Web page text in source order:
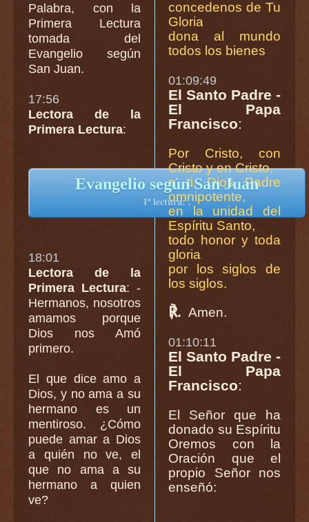
Palabra, con la
Primera Lectura
tomada del
Evangelio según
San Juan.
17:56
Lectora de la
Primera Lectura:
Evangelio según San Juan
1ª lectura: .
18:01
Lectora de la
Primera Lectura: -
Hermanos, nosotros
amamos porque
Dios nos Amó
primero.
El que dice amo a
Dios, y no ama a su
hermano es un
mentiroso. ¿Cómo
puede amar a Dios
a quién no ve, el
que no ama a su
hermano a quien
ve?
concedenos de Tu
Gloria
dona al mundo
todos los bienes
01:09:49
El Santo Padre -
El Papa
Francisco:
Por Cristo, con
Cristo y en Cristo,
a ti, Dios Padre
omnipotente,
en la unidad del
Espíritu Santo,
todo honor y toda
gloria
por los siglos de
los siglos.
℟. Amen.
01:10:11
El Santo Padre -
El Papa
Francisco:
El Señor que ha
donado su Espíritu
Oremos con la
Oración que el
propio Señor nos
enseñó: